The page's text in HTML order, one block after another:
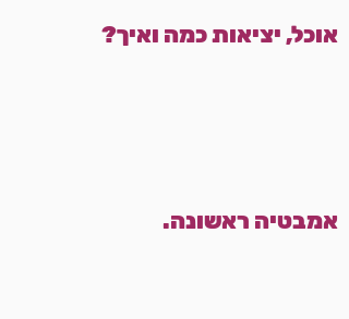
אוכל, יציאות כמה ואיך?
אמבטיה ראשונה.